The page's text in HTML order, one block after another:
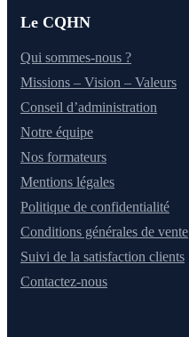
Le CQHN
Qui sommes-nous ?
Missions – Vision – Valeurs
Conseil d’administration
Notre équipe
Nos formateurs
Mentions légales
Politique de confidentialité
Conditions générales de vente
Suivi de la satisfaction clients
Contactez-nous